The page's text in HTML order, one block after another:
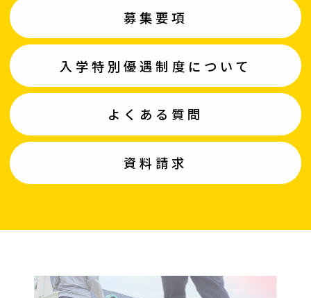
募集要項
入学特別優遇制度について
よくある質問
資料請求